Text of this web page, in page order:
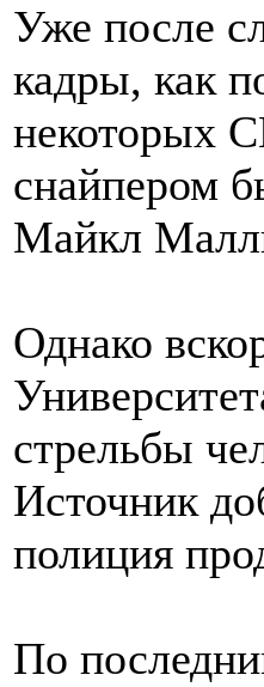
Уже после
кадры, как
некоторых
снайпером
Майкл
Однако
стрельбы
Источник
полиция
По